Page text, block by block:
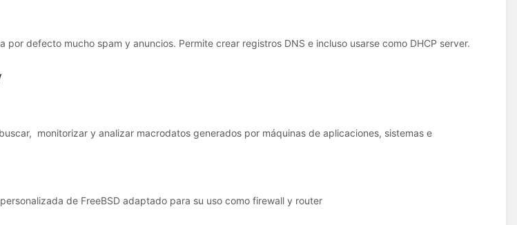
por defecto mucho spam y anuncios. Permite crear registros DNS e incluso usarse como DHCP server.
monitorizar y analizar macrodatos generados por máquinas de aplicaciones, sistemas e
de FreeBSD adaptado para su uso como firewall y router